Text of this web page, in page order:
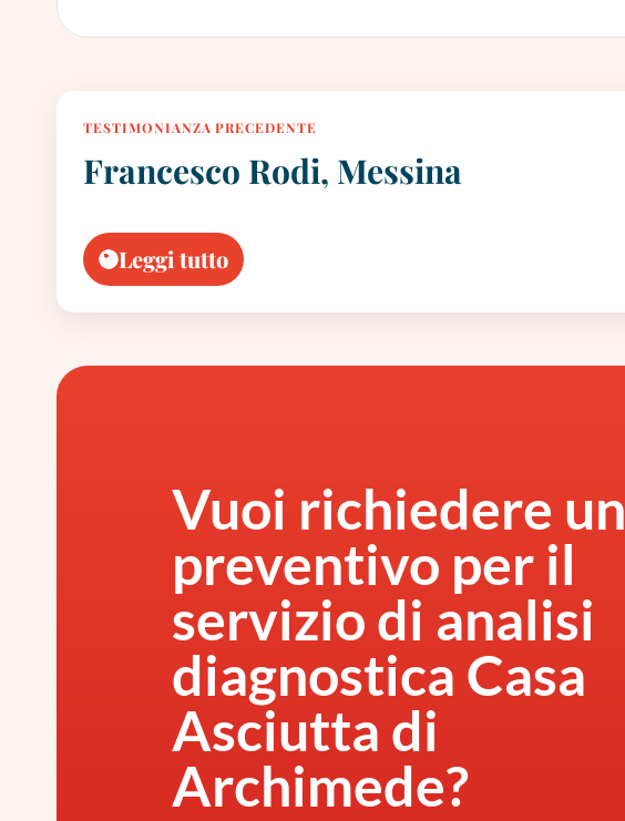
TESTIMONIANZA PRECEDENTE
Francesco Rodi, Messina
Leggi tutto
Vuoi richiedere un
preventivo per il
servizio di analisi
diagnostica Casa
Asciutta di
Archimede?